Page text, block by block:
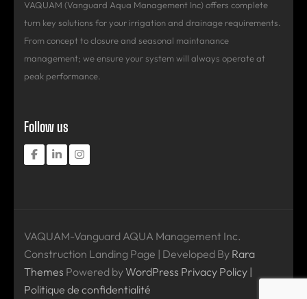
VAQUAM (Vanguard Aqua Management Inc) offers complete
turn key solutions for your irrigation and drainage requirements.
From concept to closure and seasonal maintanance
management; we ensure your system will always operate at
peak performance.
Follow us
VAQUAM-Vanguard AQUA Management Inc.
Construction Landing Page | Developed By Rara
Themes Powered byWordPress Privacy Policy |
Politique de confidentialité